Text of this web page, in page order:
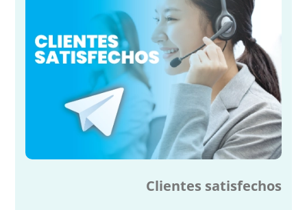
Clientes satisfechos